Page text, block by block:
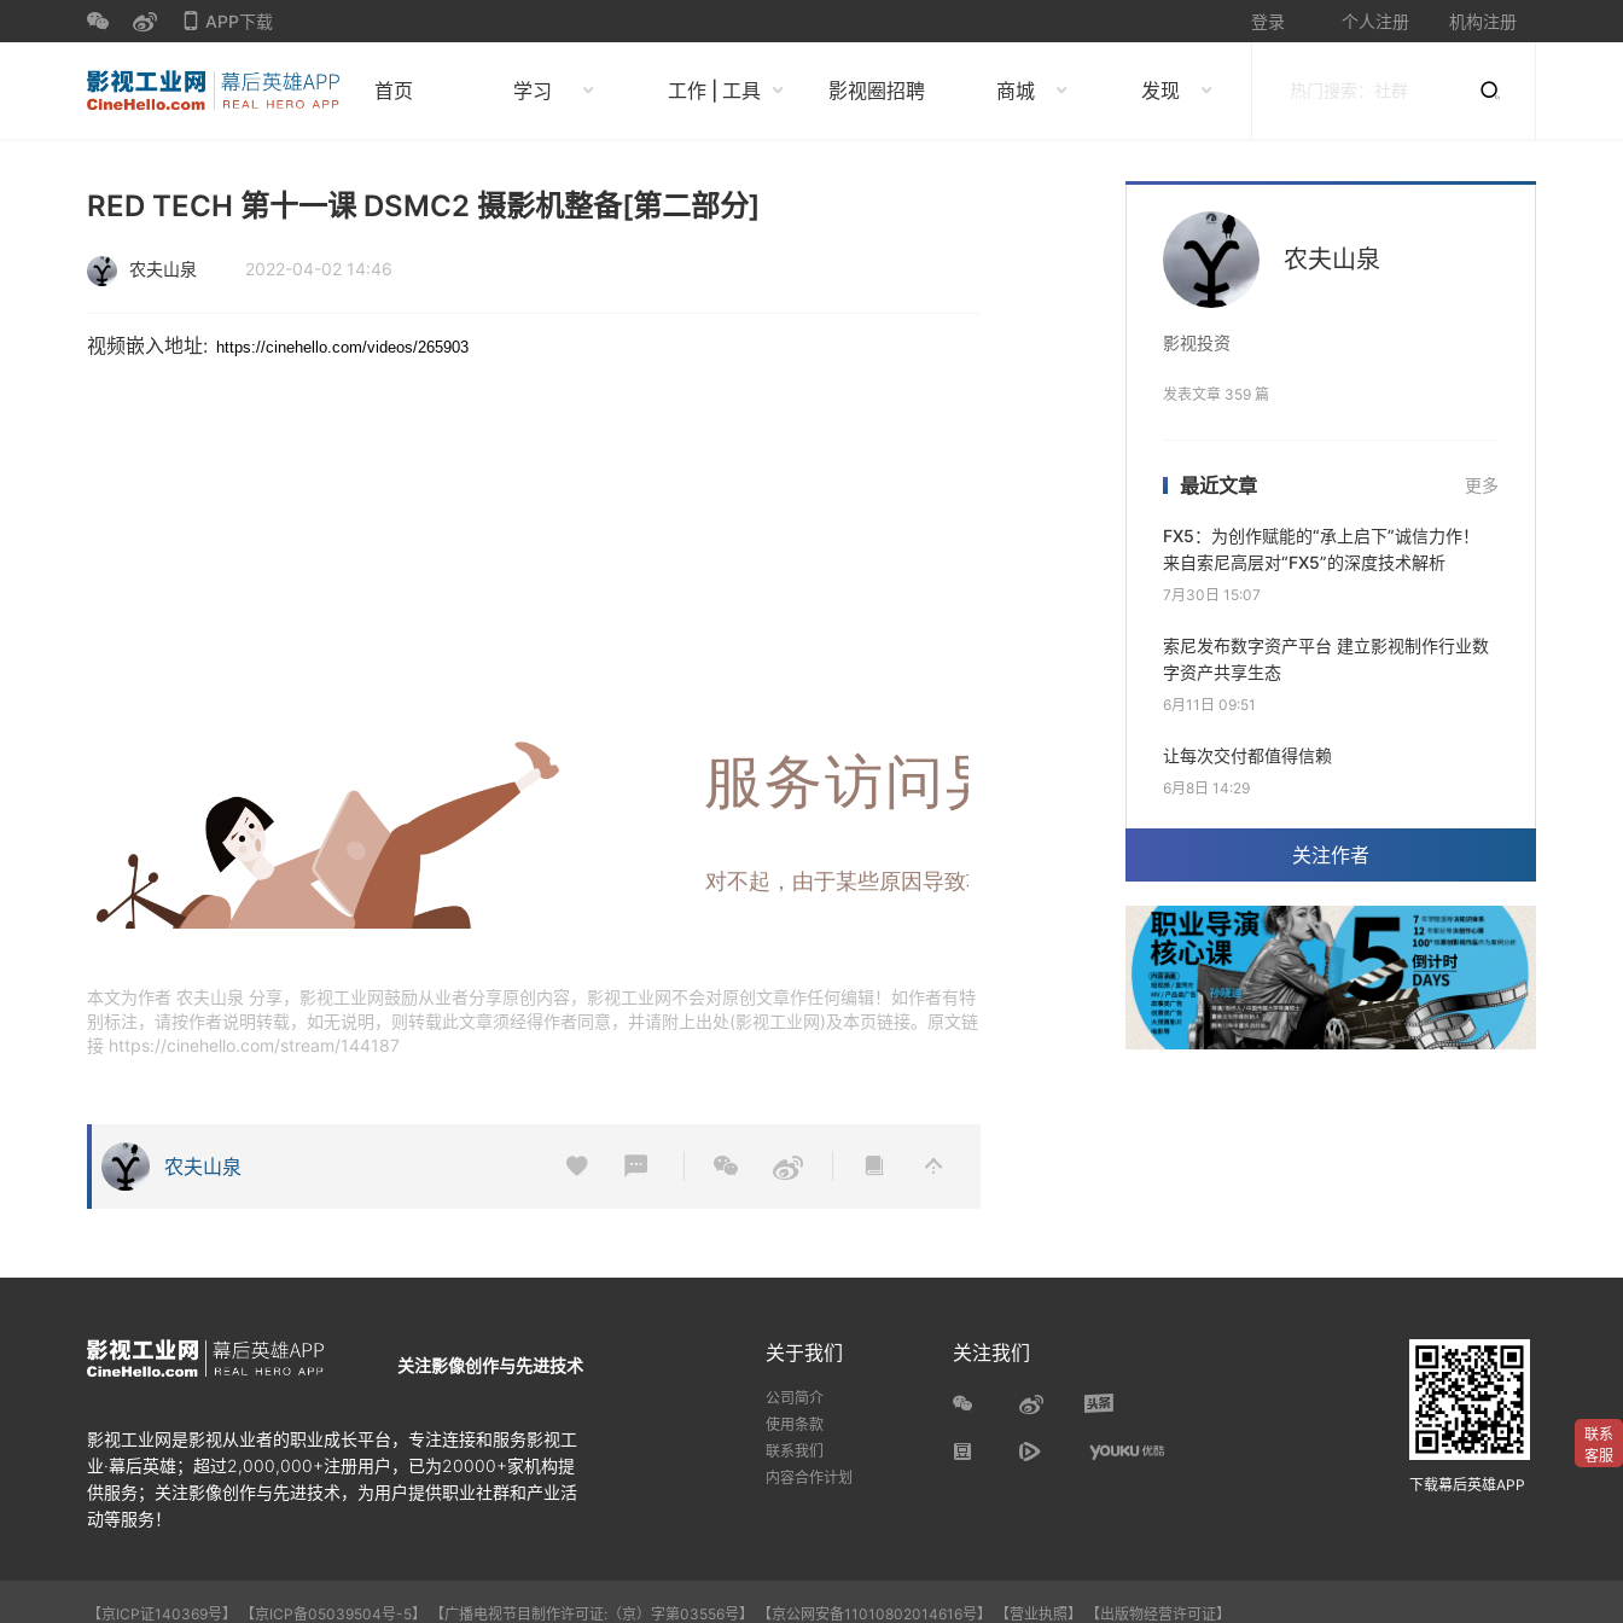
APP下载 登录 个人注册 机构注册
首页 学习 工作 | 工具 影视圈招聘 商城 发现
RED TECH 第十一课 DSMC2 摄影机整备[第二部分]
农夫山泉 2022-04-02 14:46
视频嵌入地址:
本文为作者 农夫山泉 分享，影视工业网鼓励从业者分享原创内容，影视工业网不会对原创文章作任何编辑！如作者有特
别标注，请按作者说明转载，如无说明，则转载此文章须经得作者同意，并请附上出处(影视工业网)及本页链接。原文链
接 https://cinehello.com/stream/144187
农夫山泉
农夫山泉
影视投资
发表文章 359 篇
最近文章 更多
FX5：为创作赋能的“承上启下”诚信力作！
来自索尼高层对“FX5”的深度技术解析
7月30日 15:07
索尼发布数字资产平台 建立影视制作行业数
字资产共享生态
6月11日 09:51
让每次交付都值得信赖
6月8日 14:29
关注作者
联系
客服
关注影像创作与先进技术
影视工业网是影视从业者的职业成长平台，专注连接和服务影视工
业·幕后英雄；超过2,000,000+注册用户，已为20000+家机构提
供服务；关注影像创作与先进技术，为用户提供职业社群和产业活
动等服务！
关于我们
公司简介
使用条款
联系我们
内容合作计划
关注我们
下载幕后英雄APP
【京ICP证140369号】 【京ICP备05039504号-5】 【广播电视节目制作许可证:（京）字第03556号】 【京公网安备11010802014616号】 【营业执照】 【出版物经营许可证】